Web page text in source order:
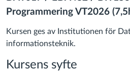
Programmering VT2026
Kursen ges av Institutionen för
informationsteknik.
Kursens syfte